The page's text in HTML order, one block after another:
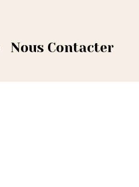
Nous Contacter